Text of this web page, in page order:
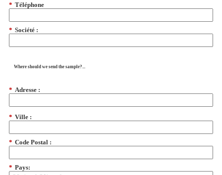
* Téléphone
* Société :
Where should we send the sample?...
* Adresse :
* Ville :
* Code Postal :
* Pays: